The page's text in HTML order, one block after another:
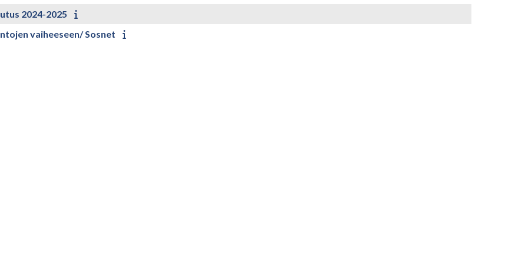
2024-2025
vaiheeseen/ Sosnet